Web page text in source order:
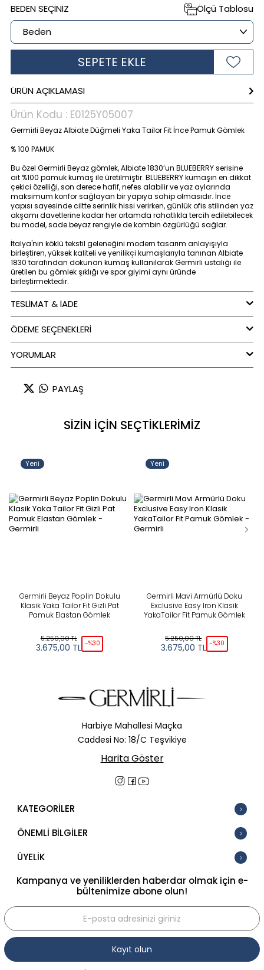
BEDEN SEÇINIZ Ölçü Tablosu
SEPETE EKLE
ÜRÜN AÇIKLAMASI
Ürün Kodu : E0125Y05007
Germirli Beyaz Albiate Düğmeli Yaka Tailor Fit İnce Pamuk Gömlek
% 100 PAMUK
Bu özel Germirli Beyaz gömlek, Albiate 1830’un BLUEBERRY serisine
ait %100 pamuk kumaş ile üretilmiştir. BLUEBERRY kumaşın en dikkat
çekici özelliği, son derece hafif, nefes alabilir ve yaz aylarında
maksimum konfor sağlayan bir yapıya sahip olmasıdır. İnce
yapısı sayesinde ciltte serinlik hissi verirken, günlük ofis stilinden yaz
akşamı davetlerine kadar her ortamda rahatlıkla tercih edilebilecek
bu model, sade beyaz rengiyle de kombin özgürlüğü sağlar.
İtalya'nın köklü tekstil geleneğini modern tasarım anlayışıyla
birleştiren, yüksek kaliteli ve yenilikçi kumaşlarıyla tanınan Albiate
1830 tarafından dokunan kumaş kullanılarak Germirli ustalığı ile
üretilen bu gömlek şıklığı ve spor giyimi aynı üründe
birleştirmektedir.
Doğal pamuktan üretilen gömlekler, nefes alabilen yapısı, yumuşak
dokusu ve cilde dost özellikleriyle öne çıkar. Terlemeyi azaltarak
sıcak havalarda ferahlık sağlarken, doğal lif yapısı sayesinde
soğuk günlerde de konforlu bir iç katman görevi görür. Pamuk
kumaşın esnek ve hafif yapısı, gün boyu hareket özgürlüğü sunar;
TESLİMAT & İADE
ÖDEME SEÇENEKLERI
YORUMLAR
PAYLAŞ
SİZİN İÇİN SEÇTİKLERİMİZ
Yeni
Germirli Beyaz Poplin Dokulu
Klasik Yaka Tailor Fit Gizli Pat
Pamuk Elastan Gömlek
5.250,00TL
3.675,00 TL -%30
Yeni
Germirli Mavi Armürlü Doku
Exclusive Easy Iron Klasik
YakaTailor Fit Pamuk Gömlek
5.250,00TL
3.675,00 TL -%30
Harbiye Mahallesi Maçka
Caddesi No: 18/C Teşvikiye
Harita Göster
KATEGORİLER
ÖNEMLİ BİLGİLER
ÜYELİK
Kampanya ve yeniliklerden haberdar olmak için e-
bültenimize abone olun!
Kayıt olun